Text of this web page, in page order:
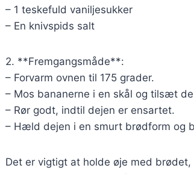
– 1 teskefuld vaniljesukker
– En knivspids salt
2. **Fremgangsmåde**:
– Forvarm ovnen til 175 grader.
– Mos bananerne i en skål og tilsæt
– Rør godt, indtil dejen er ensartet.
– Hæld dejen i en smurt brødform og
Det er vigtigt at holde øje med